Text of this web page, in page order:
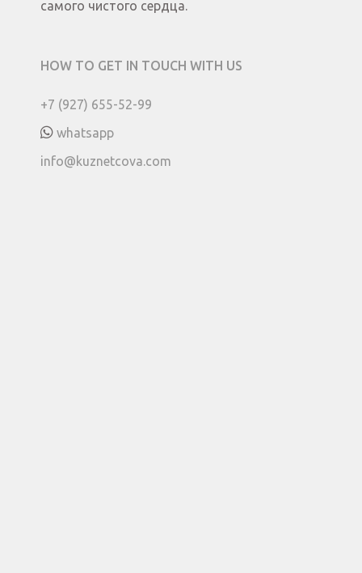
самого чистого сердца.
HOW TO GET IN TOUCH WITH US
+7 (927) 655-52-99
whatsapp
info@kuznetcova.com